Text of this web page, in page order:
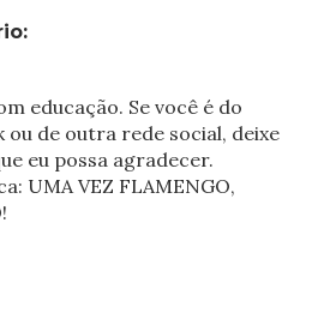
educação. Se você é do
de outra rede social, deixe
eu possa agradecer.
UMA VEZ FLAMENGO,